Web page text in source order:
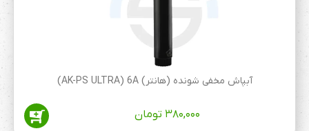
آبپاش مخفی شونده (هانتر) AK-PS ULTRA) 6A)
۳۸۰,۰۰۰ تومان